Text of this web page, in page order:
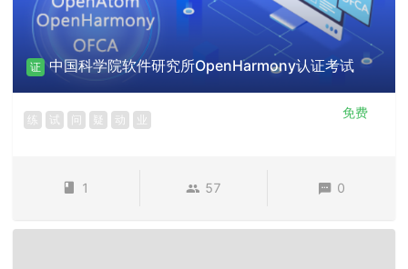
证 中国科学院软件研究所OpenHarmony认证考试
练 试 问 疑 动 业 免费
1 57 0